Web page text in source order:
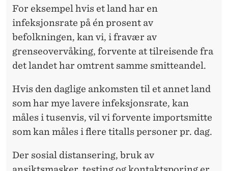
For eksempel hvis et land har en
infeksjonsrate på én prosent av
befolkningen, kan vi, i fravær av
grenseovervåking, forvente at tilreisende fra
det landet har omtrent samme smitteandel.
Hvis den daglige ankomsten til et annet land
som har mye lavere infeksjonsrate, kan
måles i tusenvis, vil vi forvente importsmitte
som kan måles i flere titalls personer pr. dag.
Der sosial distansering, bruk av